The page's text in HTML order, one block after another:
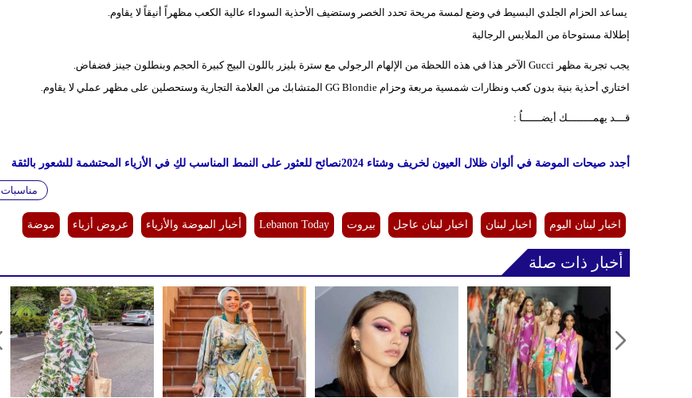
يساعد الحزام الجلدي البسيط في وضع لمسة مريحة تحدد الخصر وستضيف الأحذية السوداء عالية الكعب مظهراً أنيقاً لا يقاوم.
إطلالة مستوحاة من الملابس الرجالية
يجب تجربة مظهر Gucci الآخر هذا في هذه اللحظة من الإلهام الرجولي مع سترة بليزر باللون البيج كبيرة الحجم وبنطلون جينز فضفاض.
اختاري أحذية بنية بدون كعب ونظارات شمسية مربعة وحزام GG Blondie المتشابك من العلامة التجارية وستحصلين على مظهر عملي لا يقاوم.
قـــد يهمــــــــك أيضــــــاُ :
أجدد صيحات الموضة في ألوان ظلال العيون لخريف وشتاء 2024 نصائح للعثور على النمط المناسب لكِ في الأزياء المحتشمة للشعور بالثقة
مناسبات
اخبار لبنان اليوم اخبار لبنان اخبار لبنان عاجل بيروت Lebanon Today أخبار الموضة والأزياء عروض أزياء موضة
أخبار ذات صلة